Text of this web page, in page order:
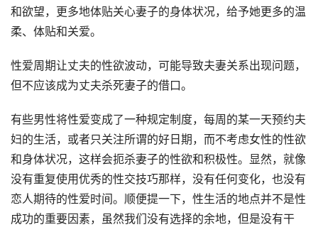
和欲望，更多地体贴关心妻子的身体状况，给予她更多的温
柔、体贴和关爱。
性爱周期让丈夫的性欲波动，可能导致夫妻关系出现问题，
但不应该成为丈夫杀死妻子的借口。
有些男性将性爱变成了一种规定制度，每周的某一天预约夫
妇的生活，或者只关注所谓的好日期，而不考虑女性的性欲
和身体状况，这样会扼杀妻子的性欲和积极性。显然，就像
没有重复使用优秀的性交技巧那样，没有任何变化，也没有
恋人期待的性爱时间。顺便提一下，性生活的地点并不是性
成功的重要因素，虽然我们没有选择的余地，但是没有干